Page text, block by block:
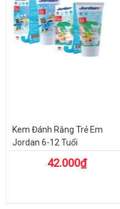
Kem Đánh Răng Trẻ Em
Jordan 6-12 Tuổi
42.000₫